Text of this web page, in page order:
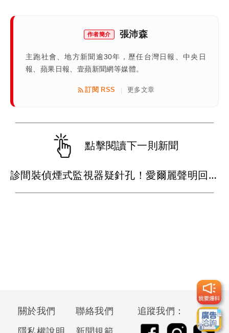
作者簡介 張沛森
主跑社會、地方新聞逾30年，歷任台灣日報、中央日
報、蘋果日報、壹蘋新聞網等媒體。
訂閱 RSS 更多文章
點擊閱讀下一則新聞
診間裝偵煙式監視器疑針孔！愛爾麗聲明回應 北市4分店查無不法
關於我們
聯絡我們
追蹤我們：